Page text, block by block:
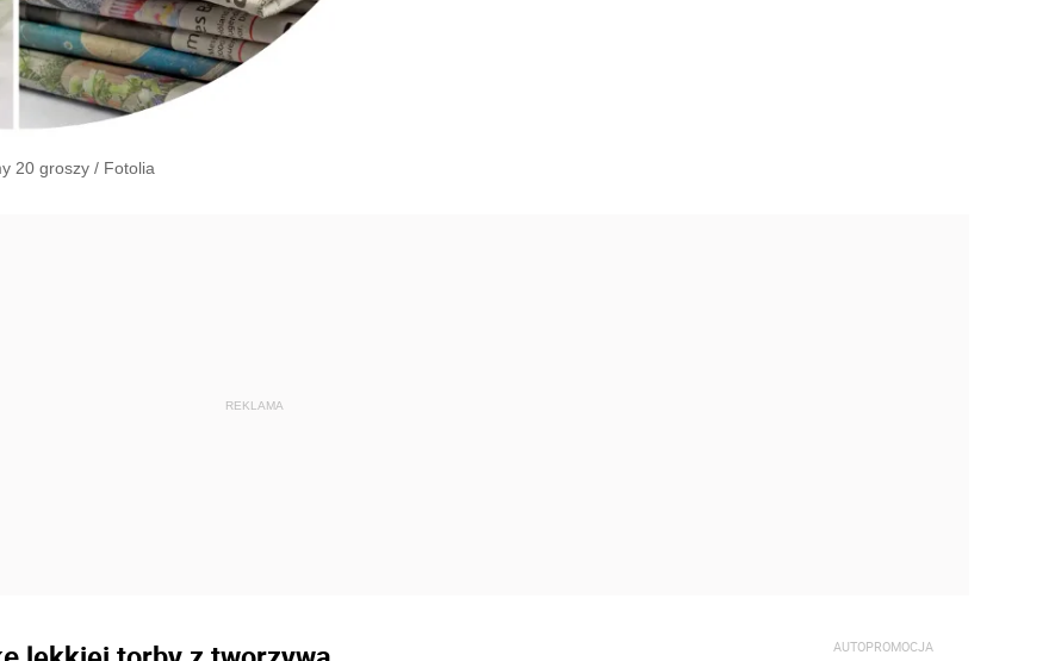
20 groszy / Fotolia
AUTOPROMOCJA